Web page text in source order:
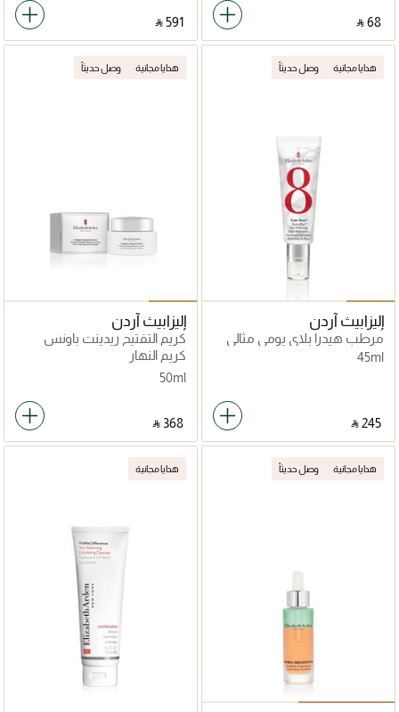
‎ ⃁ ⁦68⁩ ‎
‎ ⃁ ⁦591⁩ ‎
هدايا مجانية وصل حديثاً
إليزابيث آردن
مرطب هيدرا بلاي يومي مثالي
للبشرة
45ml
‎ ⃁ ⁦245⁩ ‎
هدايا مجانية وصل حديثاً
إليزابيث آردن
كريم التفتيح ريدينت باونس
كريم النهار
50ml
‎ ⃁ ⁦368⁩ ‎
هدايا مجانية وصل حديثاً هدايا مجانية